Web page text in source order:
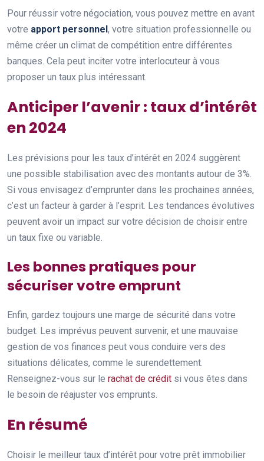
Pour réussir votre négociation, vous pouvez mettre en avant
votre apport personnel, votre situation professionnelle ou
même créer un climat de compétition entre différentes
banques. Cela peut inciter votre interlocuteur à vous
proposer un taux plus intéressant.
Anticiper l’avenir : taux d’intérêt
en 2024
Les prévisions pour les taux d’intérêt en 2024 suggèrent
une possible stabilisation avec des montants autour de 3%.
Si vous envisagez d’emprunter dans les prochaines années,
c’est un facteur à garder à l’esprit. Les tendances évolutives
peuvent avoir un impact sur votre décision de choisir entre
un taux fixe ou variable.
Les bonnes pratiques pour
sécuriser votre emprunt
Enfin, gardez toujours une marge de sécurité dans votre
budget. Les imprévus peuvent survenir, et une mauvaise
gestion de vos finances peut vous conduire vers des
situations délicates, comme le surendettement.
Renseignez-vous sur le rachat de crédit si vous êtes dans
le besoin de réajuster vos emprunts.
En résumé
Choisir le meilleur taux d’intérêt pour votre prêt immobilier